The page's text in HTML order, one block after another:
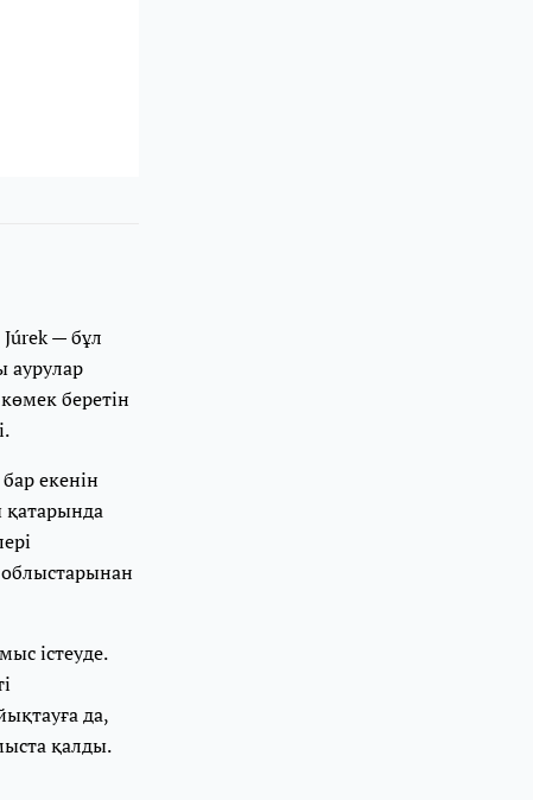
— бұл
аурулар
беретін
екенін
қатарында
істеуде.
да,
қалды.⠀